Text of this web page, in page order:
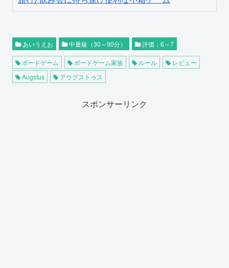
あいうえお 中量級（30～90分） 評価：6～7
ボードゲーム ボードゲーム家族 ルール
レビュー
Augstus
アウグストゥス
スポンサーリンク